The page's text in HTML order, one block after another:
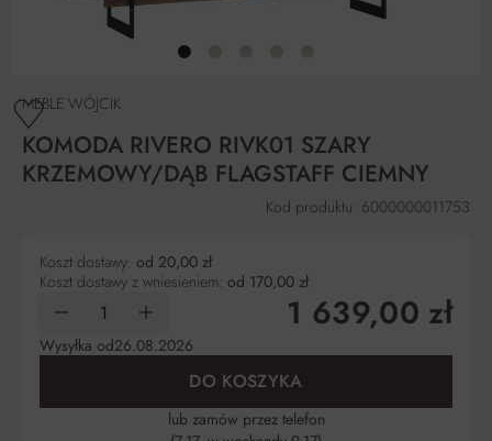
MEBLE WÓJCIK
KOMODA RIVERO RIVK01 SZARY
KRZEMOWY/DĄB FLAGSTAFF CIEMNY
Kod produktu: 6000000011753
Koszt dostawy: od 20,00 zł
Koszt dostawy z wniesieniem: od 170,00 zł
1 639,00 zł
Wysyłka od26.08.2026
DO KOSZYKA
lub zamów przez telefon